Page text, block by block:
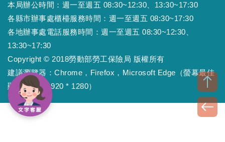
本局辦公時間：週一至週五 08:30~12:30、13:30~17:30
各縣市辦事處櫃檯服務時間：週一至週五 08:30~17:30
各地辦事處電話服務時間：週一至週五 08:30~12:30、
13:30~17:30
Copyright © 2018勞動部勞工保險局 版權所有
建議瀏覽器：Chrome，Firefox，Microsoft Edge（螢幕最佳
顯示效果為1920 * 1280）